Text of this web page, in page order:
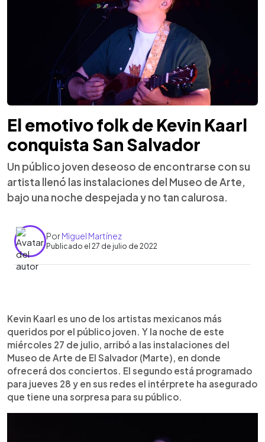
El emotivo folk de Kevin Kaarl
conquista San Salvador
Un público joven deseoso de encontrarse con su
artista llenó las instalaciones del Museo de Arte,
bajo una noche despejada y no tan calurosa.
PorMiguel Martínez
Publicado el 27 de julio de 2022
► Escuchar artículo
Kevin Kaarl es uno de los artistas mexicanos más
queridos por el público joven. Y la noche de este
miércoles 27 de julio, arribó a las instalaciones del
Museo de Arte de El Salvador (Marte), en donde
ofrecerá dos conciertos. El segundo está programado
para jueves 28 y en sus redes el intérprete ha asegurado
que tiene una sorpresa para su público.